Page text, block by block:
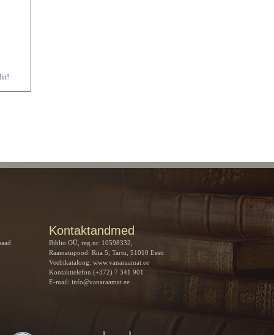
Kontaktandmed
Biblio OÜ, reg.nr. 10598332,
Raamatupood: Riia 5, Tartu, 51010 Eesti
Veebikataloog: www.vanaraamat.ee
Kontakttelefon (+372) 7 341 901
E-mail: info@vanaraamat.ee